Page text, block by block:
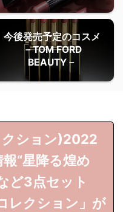
今後発売予定のコスメ
－TOM FORD
BEAUTY－
ション)2022
“星降る煌め
ど3点セット
レクション」が